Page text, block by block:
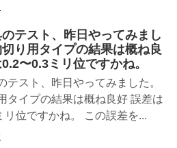
テスト、昨日やってみまし
り用タイプの結果は概ね良
〜0.3ミリ位ですかね。
テスト、昨日やってみました。
タイプの結果は概ね良好 誤差は
リ位ですかね。 この誤差を...